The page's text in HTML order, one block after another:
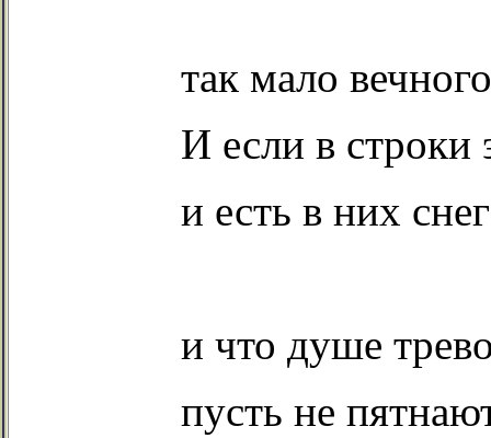
так мало
И если в строки
и есть в них
и что душе
пусть не